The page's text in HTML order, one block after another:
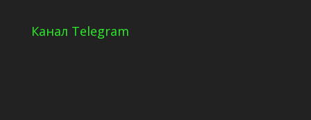
Канал Telegram